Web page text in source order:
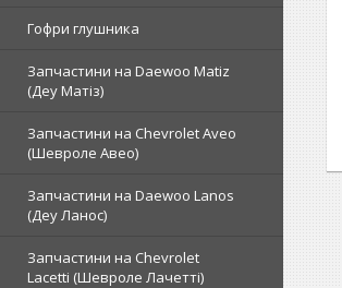
Гофри глушника
Запчастини на Daewoo Matiz
(Деу Матіз)
Запчастини на Chevrolet Aveo
(Шевроле Авео)
Запчастини на Daewoo Lanos
(Деу Ланос)
Запчастини на Chevrolet
Lacetti (Шевроле Лачетті)